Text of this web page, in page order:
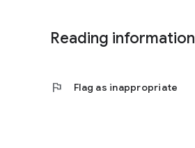
Reading information
flag Flag as inappropriate